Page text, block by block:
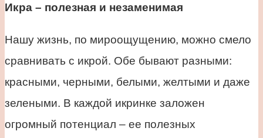
Икра – полезная и незаменимая
Нашу жизнь, по мироощущению, можно смело
сравнивать с икрой. Обе бывают разными:
красными, черными, белыми, желтыми и даже
зелеными. В каждой икринке заложен
огромный потенциал – ее полезных